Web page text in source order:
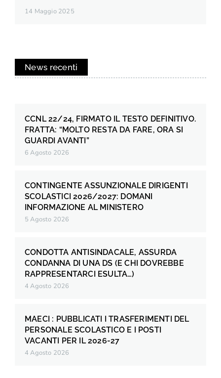
14 Maggio 2025
News recenti
CCNL 22/24, FIRMATO IL TESTO DEFINITIVO.
FRATTA: “MOLTO RESTA DA FARE, ORA SI
GUARDI AVANTI”
6 Agosto 2026
CONTINGENTE ASSUNZIONALE DIRIGENTI
SCOLASTICI 2026/2027: DOMANI
INFORMAZIONE AL MINISTERO
5 Agosto 2026
CONDOTTA ANTISINDACALE, ASSURDA
CONDANNA DI UNA DS (E CHI DOVREBBE
RAPPRESENTARCI ESULTA…)
4 Agosto 2026
MAECI : PUBBLICATI I TRASFERIMENTI DEL
PERSONALE SCOLASTICO E I POSTI
VACANTI PER IL 2026-27
4 Agosto 2026